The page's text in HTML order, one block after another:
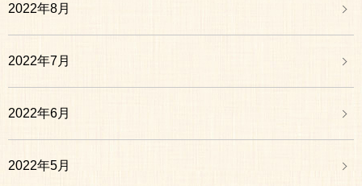
2022年8月
2022年7月
2022年6月
2022年5月